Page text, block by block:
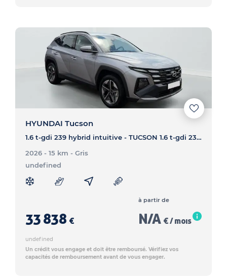
HYUNDAI Tucson
1.6 t-gdi 239 hybrid intuitive - TUCSON 1.6 t-gdi 239 hybrid intuitive
2026 - 15 km - Gris
undefined
33 838 €
à partir de
N/A € / mois
undefined
Un crédit vous engage et doit être remboursé. Vérifiez vos
capacités de remboursement avant de vous engager.